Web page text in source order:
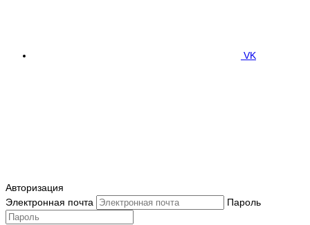
VK
Авторизация
Электронная почта
Пароль